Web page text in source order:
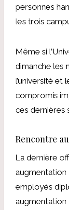
personnes
les trois
Même si
dimanche les
l’université et
compromis
ces dernières
Rencontre
La dernière
augmentation
employés
augmentation